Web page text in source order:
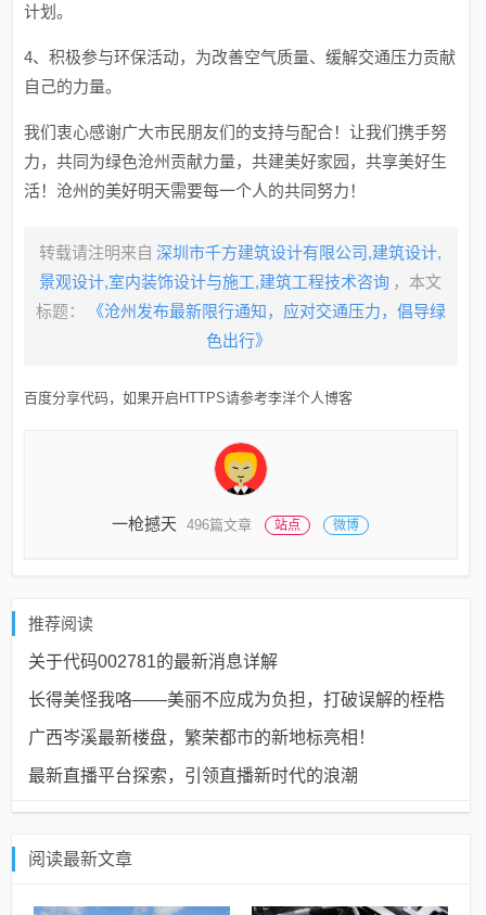
计划。
4、积极参与环保活动，为改善空气质量、缓解交通压力贡献
自己的力量。
我们衷心感谢广大市民朋友们的支持与配合！让我们携手努
力，共同为绿色沧州贡献力量，共建美好家园，共享美好生
活！沧州的美好明天需要每一个人的共同努力！
转载请注明来自 深圳市千方建筑设计有限公司,建筑设计,
景观设计,室内装饰设计与施工,建筑工程技术咨询 ，本文
标题：
《沧州发布最新限行通知，应对交通压力，倡导绿
色出行》
百度分享代码，如果开启HTTPS请参考李洋个人博客
一枪撼天 496篇文章 站点 微博
推荐阅读
关于代码002781的最新消息详解
长得美怪我咯——美丽不应成为负担，打破误解的桎梏
广西岑溪最新楼盘，繁荣都市的新地标亮相！
最新直播平台探索，引领直播新时代的浪潮
阅读最新文章